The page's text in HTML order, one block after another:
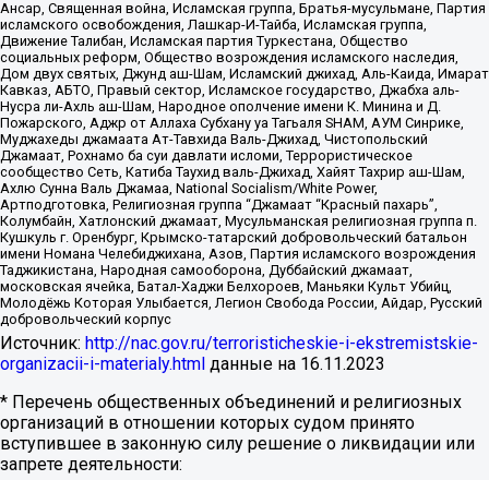
Ансар, Священная война, Исламская группа, Братья-мусульмане, Партия
исламского освобождения, Лашкар-И-Тайба, Исламская группа,
Движение Талибан, Исламская партия Туркестана, Общество
социальных реформ, Общество возрождения исламского наследия,
Дом двух святых, Джунд аш-Шам, Исламский джихад, Аль-Каида, Имарат
Кавказ, АБТО, Правый сектор, Исламское государство, Джабха аль-
Нусра ли-Ахль аш-Шам, Народное ополчение имени К. Минина и Д.
Пожарского, Аджр от Аллаха Субхану уа Тагьаля SHAM, АУМ Синрике,
Муджахеды джамаата Ат-Тавхида Валь-Джихад, Чистопольский
Джамаат, Рохнамо ба суи давлати исломи, Террористическое
сообщество Сеть, Катиба Таухид валь-Джихад, Хайят Тахрир аш-Шам,
Ахлю Сунна Валь Джамаа, National Socialism/White Power,
Артподготовка, Религиозная группа “Джамаат “Красный пахарь”,
Колумбайн, Хатлонский джамаат, Мусульманская религиозная группа п.
Кушкуль г. Оренбург, Крымско-татарский добровольческий батальон
имени Номана Челебиджихана, Азов, Партия исламского возрождения
Таджикистана, Народная самооборона, Дуббайский джамаат,
московская ячейка, Батал-Хаджи Белхороев, Маньяки Культ Убийц,
Молодёжь Которая Улыбается, Легион Свобода России, Айдар, Русский
добровольческий корпус
Источник: http://nac.gov.ru/terroristicheskie-i-ekstremistskie-
organizacii-i-materialy.html данные на 16.11.2023
* Перечень общественных объединений и религиозных
организаций в отношении которых судом принято
вступившее в законную силу решение о ликвидации или
запрете деятельности: